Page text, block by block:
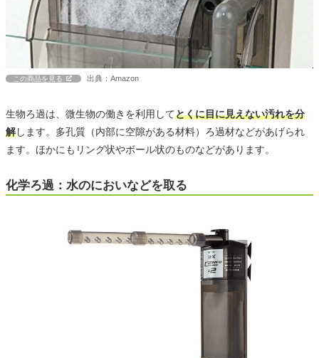
この商品を見る 出典：Amazon
生物ろ過は、微生物の働きを利用してとくに目に見えない汚れを分
解します。多孔質（内部に空隙がある材料）ろ過材などがあげられ
ます。ほかにもリング状やボール状のものなどがあります。
化学ろ過：水のにおいなどを取る